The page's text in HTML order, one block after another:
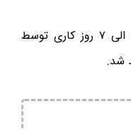
سفارش های انجام شده در طی ۳ الی ۷ روز کاری توسط
شد.